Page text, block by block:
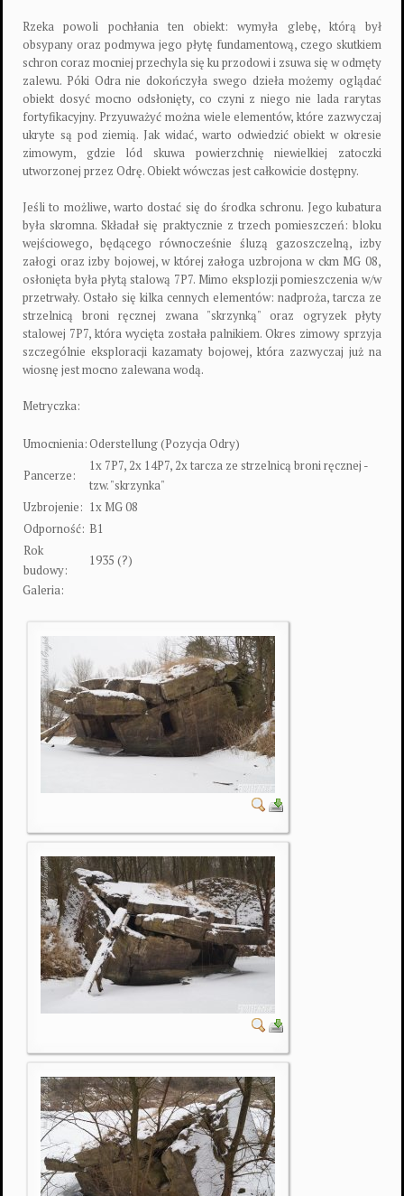
Rzeka powoli pochłania ten obiekt: wymyła glebę, którą był
obsypany oraz podmywa jego płytę fundamentową, czego skutkiem
schron coraz mocniej przechyla się ku przodowi i zsuwa się w odmęty
zalewu. Póki Odra nie dokończyła swego dzieła możemy oglądać
obiekt dosyć mocno odsłonięty, co czyni z niego nie lada rarytas
fortyfikacyjny. Przyuważyć można wiele elementów, które zazwyczaj
ukryte są pod ziemią. Jak widać, warto odwiedzić obiekt w okresie
zimowym, gdzie lód skuwa powierzchnię niewielkiej zatoczki
utworzonej przez Odrę. Obiekt wówczas jest całkowicie dostępny.
Jeśli to możliwe, warto dostać się do środka schronu. Jego kubatura
była skromna. Składał się praktycznie z trzech pomieszczeń: bloku
wejściowego, będącego równocześnie śluzą gazoszczelną, izby
załogi oraz izby bojowej, w której załoga uzbrojona w ckm MG 08,
osłonięta była płytą stalową 7P7. Mimo eksplozji pomieszczenia w/w
przetrwały. Ostało się kilka cennych elementów: nadproża, tarcza ze
strzelnicą broni ręcznej zwana "skrzynką" oraz ogryzek płyty
stalowej 7P7, która wycięta została palnikiem. Okres zimowy sprzyja
szczególnie eksploracji kazamaty bojowej, która zazwyczaj już na
wiosnę jest mocno zalewana wodą.
Metryczka:
Umocnienia:Oderstellung (Pozycja Odry)
Pancerze:
1x 7P7, 2x 14P7, 2x tarcza ze strzelnicą broni ręcznej -
tzw. "skrzynka"
Uzbrojenie: 1x MG 08
Odporność: B1
Rok
budowy:
1935 (?)
Galeria: